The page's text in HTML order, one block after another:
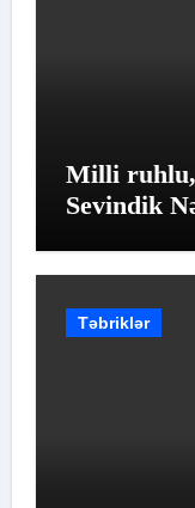
Milli ruhlu,
Sevindik
Təbriklər